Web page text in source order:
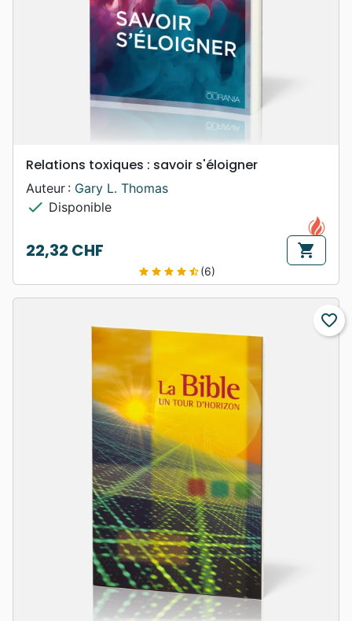
Relations toxiques : savoir s'éloigner
Auteur : Gary L. Thomas
check Disponible
Prix
22,32 CHF shopping_cart
star star star star star_half(6)
favorite_border